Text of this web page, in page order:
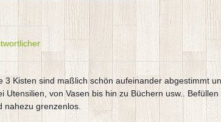
Kisten sind maßlich schön aufeinander abgestimmt
von Vasen bis hin zu Büchern usw..
nahezu grenzenlos.